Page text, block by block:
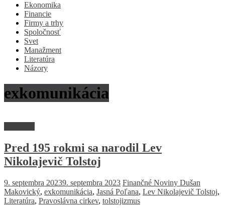
Ekonomika
Financie
Firmy a trhy
Spoločnosť
Svet
Manažment
Literatúra
Názory
exkomunikácia
Pred 195 rokmi sa narodil Lev
Nikolajevič Tolstoj
9. septembra 20239. septembra 2023 Finančné Noviny Dušan
Makovický, exkomunikácia, Jasná Poľana, Lev Nikolajevič Tolstoj,
Literatúra, Pravoslávna cirkev, tolstojizmus